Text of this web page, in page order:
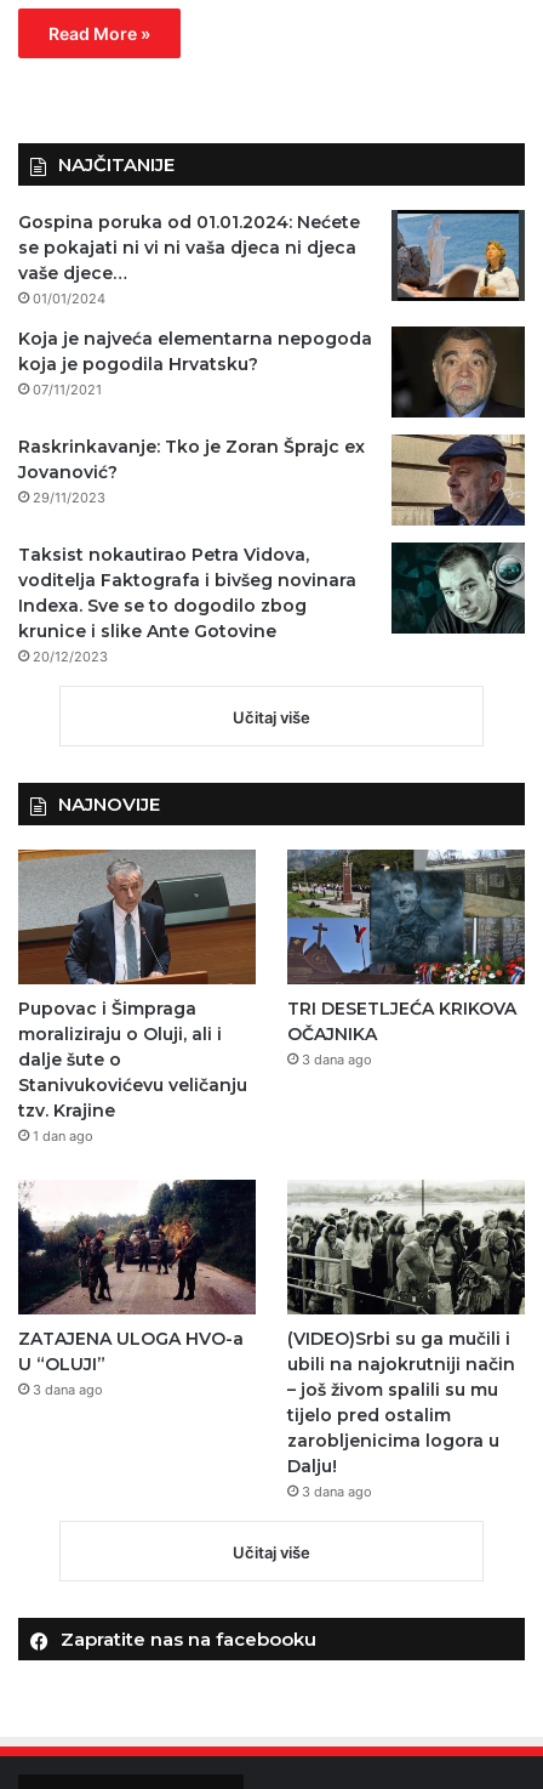
Read More »
NAJČITANIJE
Gospina poruka od 01.01.2024: Nećete
se pokajati ni vi ni vaša djeca ni djeca
vaše djece…
01/01/2024
Koja je najveća elementarna nepogoda
koja je pogodila Hrvatsku?
07/11/2021
Raskrinkavanje: Tko je Zoran Šprajc ex
Jovanović?
29/11/2023
Taksist nokautirao Petra Vidova,
voditelja Faktografa i bivšeg novinara
Indexa. Sve se to dogodilo zbog
krunice i slike Ante Gotovine
20/12/2023
Učitaj više
NAJNOVIJE
Pupovac i Šimpraga
moraliziraju o Oluji, ali i
dalje šute o
Stanivukovićevu veličanju
tzv. Krajine
1 dan ago
TRI DESETLJEĆA KRIKOVA
OČAJNIKA
3 dana ago
ZATAJENA ULOGA HVO-a
U “OLUJI”
3 dana ago
(VIDEO)Srbi su ga mučili i
ubili na najokrutniji način
– još živom spalili su mu
tijelo pred ostalim
zarobljenicima logora u
Dalju!
3 dana ago
Učitaj više
Zapratite nas na facebooku